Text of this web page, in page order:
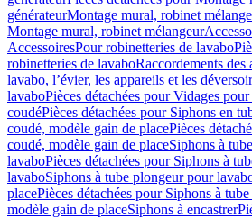
générateurMontage mural, robinet
Montage mural, robinet mélangeur
AccessoiresPour robinetteries de lavabo
robinetteries de lavaboRaccordements des
lavabo, l’évier, les appareils et les
lavaboPièces détachées pour Vidages
coudéPièces détachées pour Siphons en
coudé, modèle gain de placePièces
coudé, modèle gain de placeSiphons à
lavaboPièces détachées pour Siphons à
lavaboSiphons à tube plongeur pour
placePièces détachées pour Siphons à
modèle gain de placeSiphons à encastrer